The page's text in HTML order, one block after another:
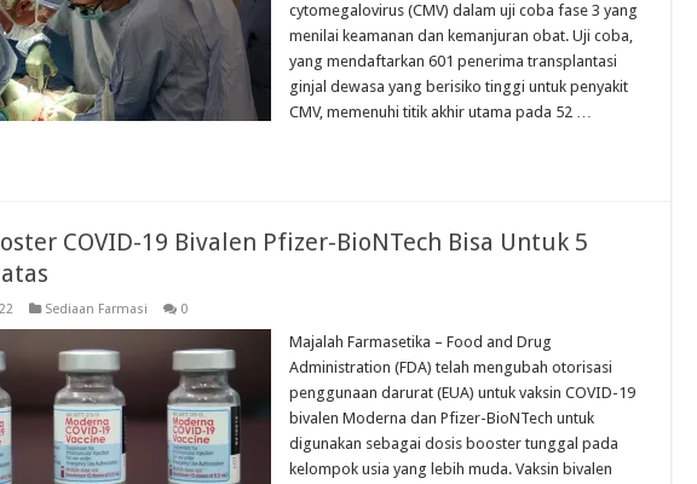
cytomegalovirus (CMV) dalam uji coba fase 3 yang
menilai keamanan dan kemanjuran obat. Uji coba,
yang mendaftarkan 601 penerima transplantasi
ginjal dewasa yang berisiko tinggi untuk penyakit
CMV, memenuhi titik akhir utama pada 52 …
COVID-19 Bivalen Pfizer-BioNTech Bisa Untuk 5
Sediaan Farmasi 0
Majalah Farmasetika – Food and Drug
Administration (FDA) telah mengubah otorisasi
penggunaan darurat (EUA) untuk vaksin COVID-19
bivalen Moderna dan Pfizer-BioNTech untuk
digunakan sebagai dosis booster tunggal pada
kelompok usia yang lebih muda. Vaksin bivalen